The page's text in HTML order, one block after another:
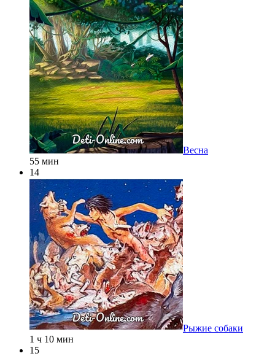
Весна
55 мин
14
Рыжие собаки
1 ч 10 мин
15